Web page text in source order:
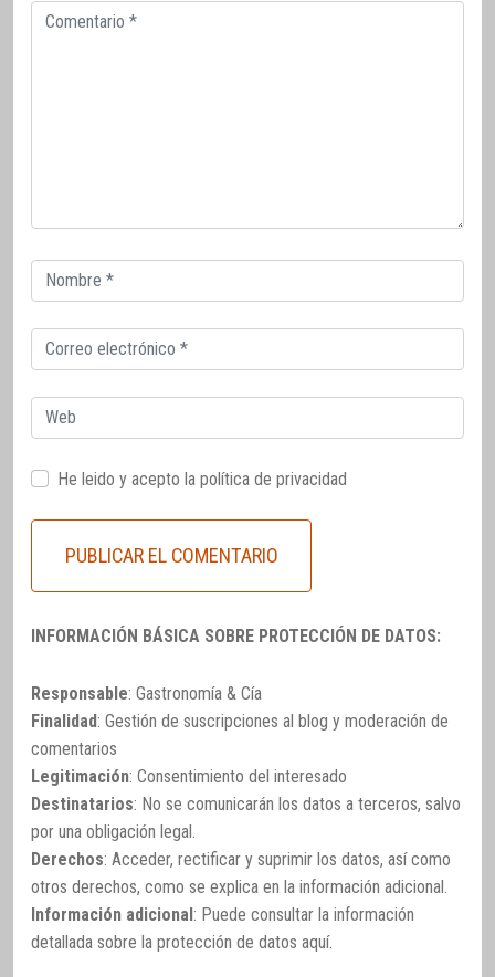
Comentario
Correo
electrónico
Correo
electrónico
Web
He leido y acepto la política de privacidad
INFORMACIÓN BÁSICA SOBRE PROTECCIÓN DE DATOS:
Responsable: Gastronomía & Cía
Finalidad: Gestión de suscripciones al blog y moderación de
comentarios
Legitimación: Consentimiento del interesado
Destinatarios: No se comunicarán los datos a terceros, salvo
por una obligación legal.
Derechos: Acceder, rectificar y suprimir los datos, así como
otros derechos, como se explica en la información adicional.
Información adicional : Puede consultar la información
detallada sobre la protección de datos aquí.